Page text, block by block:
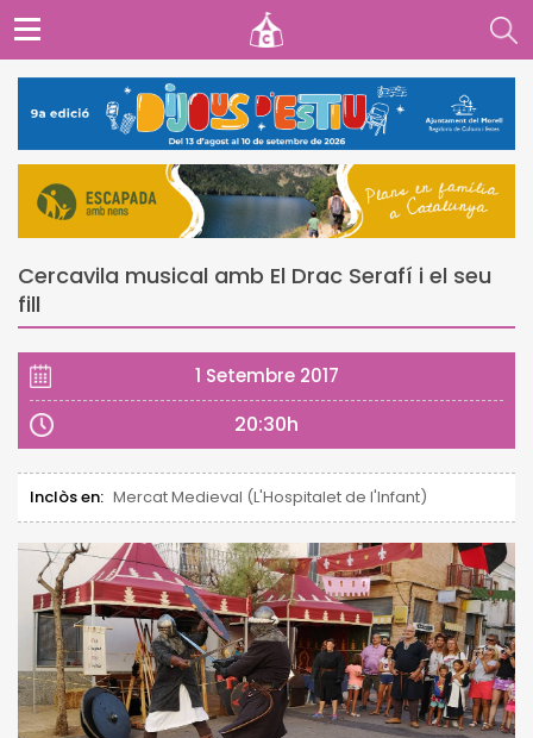
Cercavila musical amb El Drac Serafí i el seu
fill
1 Setembre 2017
20:30h
Inclòs en: Mercat Medieval (L'Hospitalet de l'Infant)